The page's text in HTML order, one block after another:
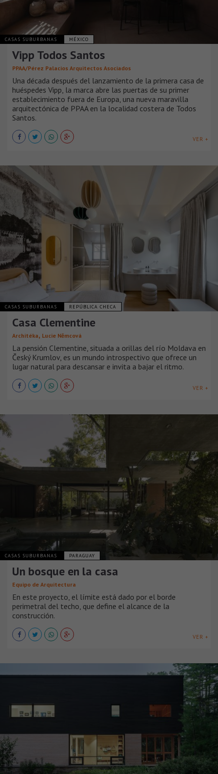
CASAS SUBURBANAS MÉXICO
Vipp Todos Santos
PPAA/Pérez Palacios Arquitectos Asociados
Una década después del lanzamiento de la primera casa de
huéspedes Vipp, la marca abre las puertas de su primer
establecimiento fuera de Europa, una nueva maravilla
arquitectónica de PPAA en la localidad costera de Todos
Santos.
VER +
CASAS SUBURBANAS REPÚBLICA CHECA
Casa Clementine
Architéka, Lucie Němcová
La pensión Clementine, situada a orillas del río Moldava en
Český Krumlov, es un mundo introspectivo que ofrece un
lugar natural para descansar e invita a bajar el ritmo.
VER +
CASAS SUBURBANAS PARAGUAY
Un bosque en la casa
Equipo de Arquitectura
En este proyecto, el límite está dado por el borde
perimetral del techo, que define el alcance de la
construcción.
VER +